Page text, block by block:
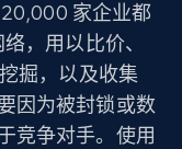
家企业都
，用以比价、
掘，以及收集
因为被封锁或数
竞争对手。使用